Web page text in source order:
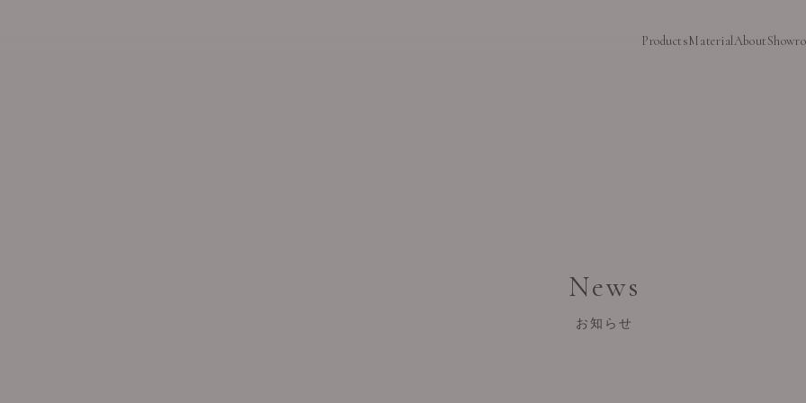
ProductsMaterialAbout
News
お知らせ